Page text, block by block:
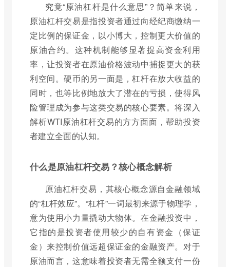
究竟“原油杠杆是什么意思”？简单来说，
原油杠杆交易是指投资者通过向经纪商缴纳一
定比例的保证金，以小博大，控制更大价值的
原油合约。这种机制能够显著提高资金利用
率，让投资者在原油价格波动中捕捉更大的获
利空间。硬币的另一面是，杠杆在放大收益的
同时，也等比例地放大了潜在的亏损，使得风
险管理成为参与这类交易的核心要素。将深入
解析WTI原油杠杆交易的方方面面，帮助投资
者建立全面的认知。
什么是原油杠杆交易？核心概念解析
原油杠杆交易，其核心概念源自金融领域
的“杠杆效应”。“杠杆”一词最初来源于物理学，
意为使用小力量撬动大物体。在金融投资中，
它指的是投资者使用较少的自有资金（保证
金）来控制价值远超保证金的金融资产。对于
原油而言，这意味着投资者无需全额支付一份